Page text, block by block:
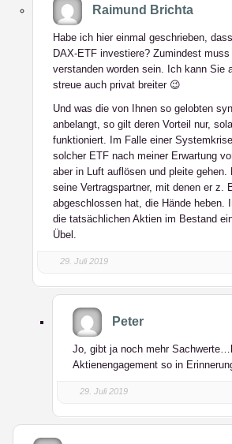
Raimund Brichta
Habe ich hier einmal geschrieben,
DAX-ETF investiere? Zumindest
verstanden worden sein. Ich kann Sie
streue auch privat breiter 😉
Und was die von Ihnen so gelobten
anbelangt, so gilt deren Vorteil nur,
funktioniert. Im Falle einer
solcher ETF nach meiner Erwartung
aber in Luft auflösen und pleite gehen.
seine Vertragspartner, mit denen er z.
abgeschlossen hat, die Hände heben.
die tatsächlichen Aktien im Bestand
Übel.
29. Juli 2019
Peter
Jo, gibt ja noch mehr
Aktienengagement so in
29. Juli 2019